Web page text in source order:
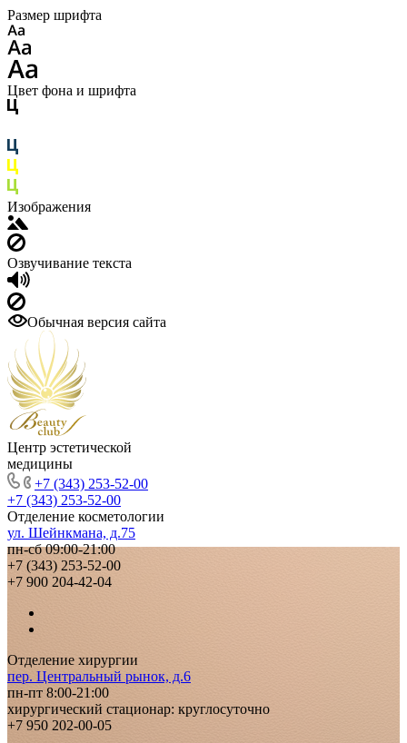
Размер шрифта
Цвет фона и шрифта
Изображения
Озвучивание текста
Обычная версия сайта
Центр эстетической
медицины
+7 (343) 253-52-00
+7 (343) 253-52-00
Отделение косметологии
ул. Шейнкмана, д.75
пн-сб 09:00-21:00
+7 (343) 253-52-00
+7 900 204-42-04
Отделение хирургии
пер. Центральный рынок, д.6
пн-пт 8:00-21:00
хирургический стационар: круглосуточно
+7 950 202-00-05